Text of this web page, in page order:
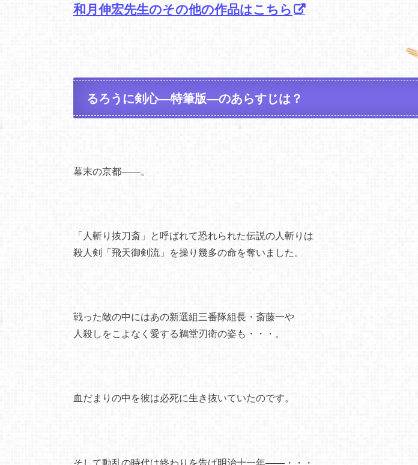
和月伸宏先生のその他の作品はこちら
るろうに剣心―特筆版―のあらすじは？
幕末の京都――。
「人斬り抜刀斎」と呼ばれて恐れられた伝説の人斬りは
殺人剣「飛天御剣流」を操り幾多の命を奪いました。
戦った敵の中にはあの新選組三番隊組長・斎藤一や
人殺しをこよなく愛する鵜堂刃衛の姿も・・・。
血だまりの中を彼は必死に生き抜いていたのです。
そして動乱の時代は終わりを告げ明治十一年――・・・。